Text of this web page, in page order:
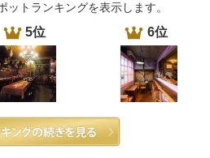
トランキングを表示します。
5位 6位